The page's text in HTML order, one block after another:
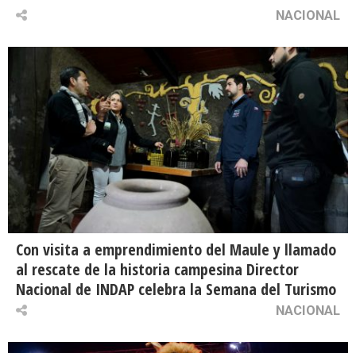
NACIONAL
Con visita a emprendimiento del Maule y llamado
al rescate de la historia campesina Director
Nacional de INDAP celebra la Semana del Turismo
NACIONAL